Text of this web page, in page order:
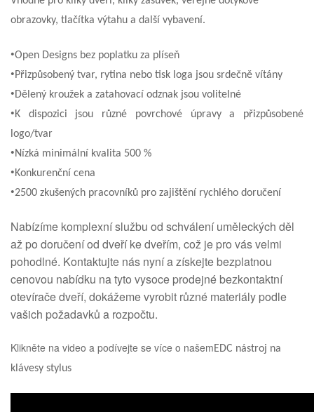
obrazovky, tlačítka výtahu a další vybavení.
•Open Designs bez poplatku za plíseň
•Přizpůsobený tvar, rytina nebo tisk loga jsou srdečně vítány
•Dělený kroužek a zatahovací odznak jsou volitelné
•K dispozici jsou různé povrchové úpravy a přizpůsobené
logo/tvar
•Nízká minimální kvalita 500 %
•Konkurenční cena
•2500 zkušených pracovníků pro zajištění rychlého doručení
Nabízíme komplexní službu od schválení uměleckých děl
až po doručení od dveří ke dveřím, což je pro vás velmi
pohodlné. Kontaktujte nás nyní a získejte bezplatnou
cenovou nabídku na tyto vysoce prodejné bezkontaktní
otevírače dveří, dokážeme vyrobit různé materiály podle
vašich požadavků a rozpočtu.
Klikněte na video a podívejte se více o našemEDC nástroj na
klávesy stylus